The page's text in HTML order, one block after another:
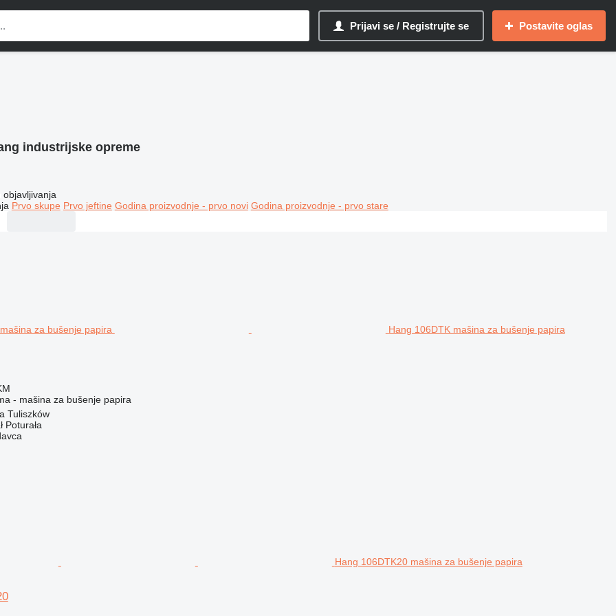
Prijavi se / Registrujte se Postavite oglas
industrijske opreme
objavljivanja
Prvo skupe Prvo jeftine Godina proizvodnje - prvo novi Godina proizvodnje - prvo stare
Hang 106DTK mašina za bušenje papira
- mašina za bušenje papira
Tuliszków
Poturała
Hang 106DTK20 mašina za bušenje papira